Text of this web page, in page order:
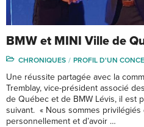
BMW et MINI Ville de
CHRONIQUES PROFIL D'UN
Une réussite partagée avec la
Tremblay, vice-président associé
de Québec et de BMW Lévis, il est
suivant. « Nous sommes privilégiés
personnellement et d’avoir …